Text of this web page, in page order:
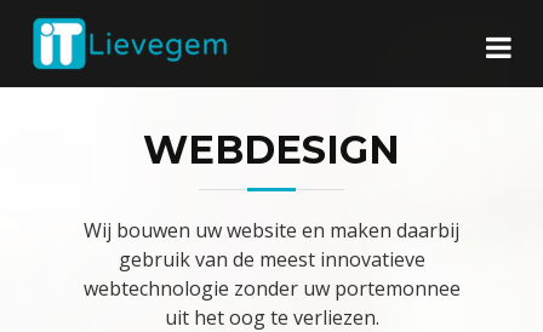
WEBDESIGN
Wij bouwen uw website en maken daarbij
gebruik van de meest innovatieve
webtechnologie zonder uw portemonnee
uit het oog te verliezen.